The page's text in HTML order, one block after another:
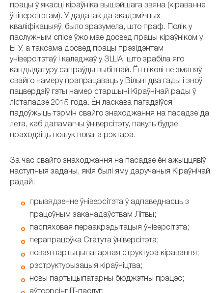
працы ў якасці кіраўніка вышэйшага звяна (кіраванне
ўніверсітэтам). У дадатак да акадэмічных
кваліфікацыяў, было зразумела, што праф. Полік у
паслужным спісе ўжо мае досвед працы кіраўніком у
ЕГУ, а таксама досвед працы прэзідэнтам
універсітэтаў і каледжаў у ЗША, што зрабіла яго
кандыдатуру сапраўды выбітнай. Ён ніколі не змяняў
свайго намеру прапрацаваць у Вільні два гады і зноў
пацвердзіў гэты намер старшыні Кіраўнічай рады ў
лістападзе 2015 года. Ён ласкава пагадзіўся
падоўжыць тэрмін свайго знаходжання на пасадзе да
лета, каб дапамагчы ўніверсітэту, пакуль будзе
праходзіць пошук новага рэктара.
За час свайго знаходжання на пасадзе ён ажыццявіў
наступныя задачы, якія былі яму даручаныя Кіраўнічай
радай:
прывядзенне ўніверсітэта ў адпаведнасць з
працоўным заканадаўствам Літвы;
паспяховая пераакрэдытацыя ўніверсітэта;
перапрацоўка Статута ўніверсітэта;
новая партыцыпатарная структура кіравання;
рэструктурызацыя кіраўніцтва;
новы партыцыпатарны бюджэтны працэс;